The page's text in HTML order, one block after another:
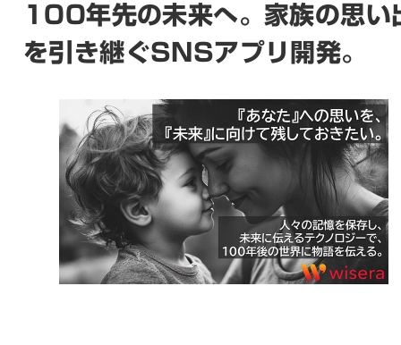
100年先の未来へ。家族の思い
を引き継ぐSNSアプリ開発。